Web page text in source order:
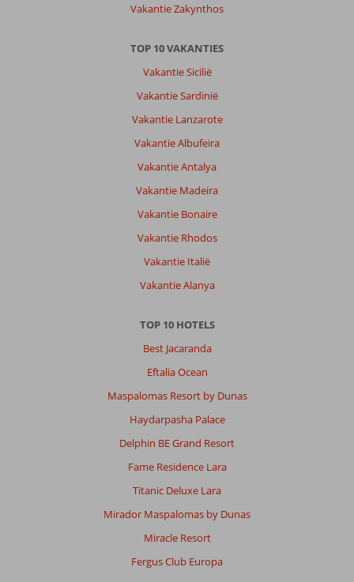
Vakantie Zakynthos
TOP 10 VAKANTIES
Vakantie Sicilië
Vakantie Sardinië
Vakantie Lanzarote
Vakantie Albufeira
Vakantie Antalya
Vakantie Madeira
Vakantie Bonaire
Vakantie Rhodos
Vakantie Italië
Vakantie Alanya
TOP 10 HOTELS
Best Jacaranda
Eftalia Ocean
Maspalomas Resort by Dunas
Haydarpasha Palace
Delphin BE Grand Resort
Fame Residence Lara
Titanic Deluxe Lara
Mirador Maspalomas by Dunas
Miracle Resort
Fergus Club Europa